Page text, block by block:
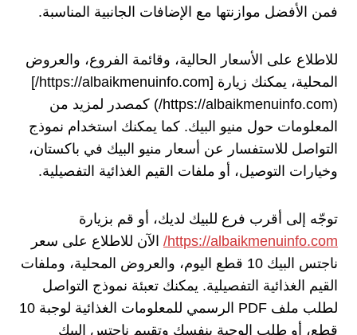
فمن الأفضل موازنتها مع الإضافات الجانبية المناسبة.
للاطلاع على الأسعار الحالية، وقائمة الفروع، والعروض
المحلية، يمكنك زيارة [https://albaikmenuinfo.com/]
(https://albaikmenuinfo.com/) كمصدر لمزيد من
المعلومات حول منيو البيك. كما يمكنك استخدام نموذج
التواصل للاستفسار عن أسعار منيو البيك في باكستان،
وخيارات التوصيل، أو ملفات القيم الغذائية التفصيلية.
توجّه إلى أقرب فرع للبيك لديك، أو قم بزيارة
https://albaikmenuinfo.com/ الآن للاطلاع على سعر
ناجتس البيك 10 قطع اليوم، والعروض المحلية، وملفات
القيم الغذائية التفصيلية. يمكنك تعبئة نموذج التواصل
لطلب ملف PDF الرسمي للمعلومات الغذائية لوجبة 10
قطع، أو طلب الوجبة بنفسك وتقييم ناجتس البيك